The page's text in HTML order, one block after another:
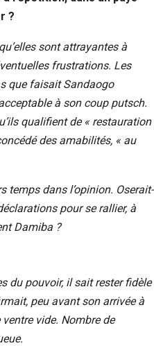
?
sont attrayantes à
frustrations. Les
que faisait Sandaogo
à son coup putsch.
qualifient de « restauration
des amabilités, « au
temps dans l’opinion. Oserait-
pour se rallier, à
Damiba ?
du pouvoir, il sait rester fidèle
peu avant son arrivée à
ventre vide. Nombre de